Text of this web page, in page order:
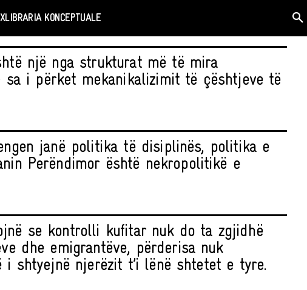
LIBRARIA KONCEPTUALE
një nga strukturat më të mira
sa i përket mekanikalizimit të çështjeve të
janë politika të disiplinës, politika e
Perëndimor është nekropolitikë e
se kontrolli kufitar nuk do ta zgjidhë
dhe emigrantëve, përderisa nuk
i shtyejnë njerëzit t’i lënë shtetet e tyre.